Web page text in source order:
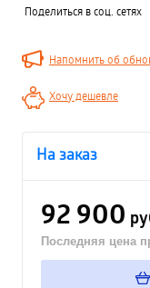
Поделиться в соц. сетях
Напомнить об
Хочу дешевле
На заказ
92 900
Последняя цена